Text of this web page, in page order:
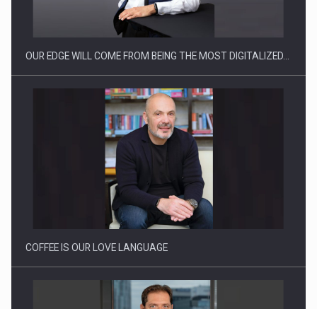
Proteinmaxxing and the Future of Protein Demand
OUR EDGE WILL COME FROM BEING THE MOST DIGITALIZED…
COFFEE IS OUR LOVE LANGUAGE